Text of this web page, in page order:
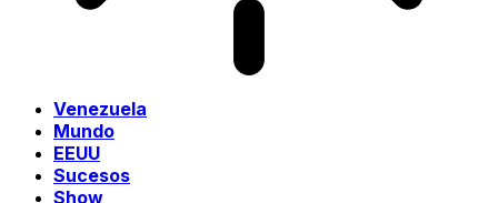
Venezuela
Mundo
EEUU
Sucesos
Show